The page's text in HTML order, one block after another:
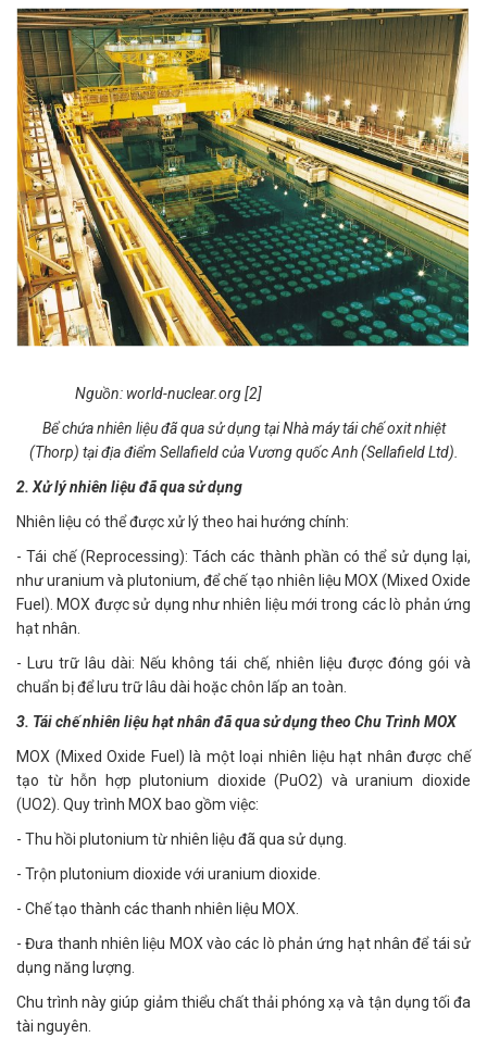
Nguồn: world-nuclear.org [2]
Bể chứa nhiên liệu đã qua sử dụng tại Nhà máy tái chế oxit nhiệt
(Thorp) tại địa điểm Sellafield của Vương quốc Anh (Sellafield Ltd).
2. Xử lý nhiên liệu đã qua sử dụng
Nhiên liệu có thể được xử lý theo hai hướng chính:
- Tái chế (Reprocessing): Tách các thành phần có thể sử dụng lại,
như uranium và plutonium, để chế tạo nhiên liệu MOX (Mixed Oxide
Fuel). MOX được sử dụng như nhiên liệu mới trong các lò phản ứng
hạt nhân.
- Lưu trữ lâu dài: Nếu không tái chế, nhiên liệu được đóng gói và
chuẩn bị để lưu trữ lâu dài hoặc chôn lấp an toàn.
3. Tái chế nhiên liệu hạt nhân đã qua sử dụng theo Chu Trình MOX
MOX (Mixed Oxide Fuel) là một loại nhiên liệu hạt nhân được chế
tạo từ hỗn hợp plutonium dioxide (PuO2) và uranium dioxide
(UO2). Quy trình MOX bao gồm việc:
- Thu hồi plutonium từ nhiên liệu đã qua sử dụng.
- Trộn plutonium dioxide với uranium dioxide.
- Chế tạo thành các thanh nhiên liệu MOX.
- Đưa thanh nhiên liệu MOX vào các lò phản ứng hạt nhân để tái sử
dụng năng lượng.
Chu trình này giúp giảm thiểu chất thải phóng xạ và tận dụng tối đa
tài nguyên.